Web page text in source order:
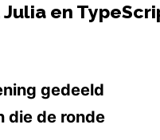
en
gedeeld
die de ronde